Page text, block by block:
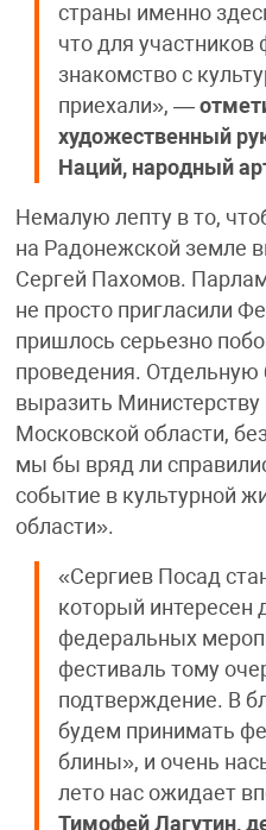
страны именно
что для
знакомство с
приехали», —
художественный
Наций, народный
Немалую лепту в то,
на Радонежской земле
Сергей Пахомов.
не просто пригласили
пришлось серьезно
проведения. Отдельную
выразить
Московской области,
мы бы вряд ли
событие в культурной
области».
«Сергиев Посад
который интересен
федеральных
фестиваль тому
подтверждение. В
будем принимать
блины», и очень
лето нас ожидает
Тимофей Лагутин,